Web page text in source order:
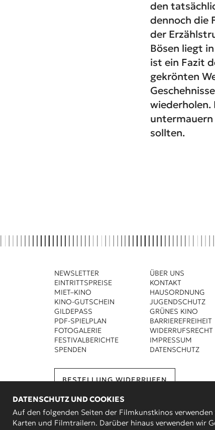
den
dennoch die
der
Bösen liegt
ist ein Fazit
gekrönten
wiederholen.
untermauern
sollten.
NEWSLETTER
EINTRITTSPREISE
MIET–KINO
KINO-GUTSCHEIN
GILDEPASS
PDF-SPIELPLAN
FOTOGALERIE
FESTIVALBERICHTE
SPENDEN
ÜBER UNS
KONTAKT
HAUSORDNUNG
JUGENDSCHUTZ
GRÜNES KINO
BARRIEREFREIHEIT
WIDERRUFSRECHT
IMPRESSUM
DATENSCHUTZ
BESTELLUNG WIDERRUFEN
DATENSCHUTZ UND COOKIES
Auf den folgenden Seiten der Filmkunstkinos
Karten und Filmtrailern. Darüber hinaus verwenden wir